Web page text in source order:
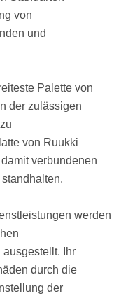
von
und
Palette von
der zulässigen
von Ruukki
verbundenen
werden
Ihr
durch die
der